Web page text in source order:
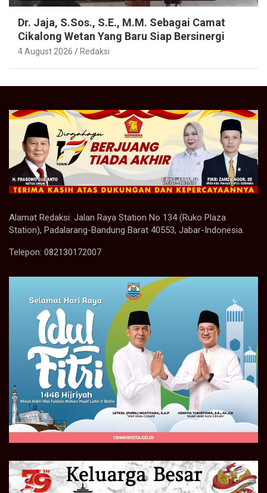
Dr. Jaja, S.Sos., S.E., M.M. Sebagai Camat
Cikalong Wetan Yang Baru Siap Bersinergi
4 August 2026 Redaksi
Alamat Redaksi: Jalan Raya Station No 134 (Ruko Plaza
Station), Padalarang-Bandung Barat 40553, Jabar-Indonesia.
Telepon: 082130172007